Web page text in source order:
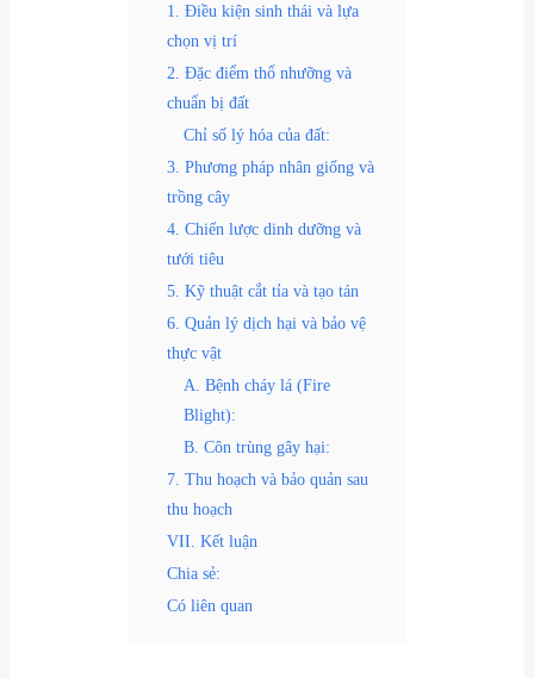
1. Điều kiện sinh thái và lựa
chọn vị trí
2. Đặc điểm thổ nhưỡng và
chuẩn bị đất
Chỉ số lý hóa của đất:
3. Phương pháp nhân giống và
trồng cây
4. Chiến lược dinh dưỡng và
tưới tiêu
5. Kỹ thuật cắt tỉa và tạo tán
6. Quản lý dịch hại và bảo vệ
thực vật
A. Bệnh cháy lá (Fire
Blight):
B. Côn trùng gây hại:
7. Thu hoạch và bảo quản sau
thu hoạch
VII. Kết luận
Chia sẻ:
Có liên quan